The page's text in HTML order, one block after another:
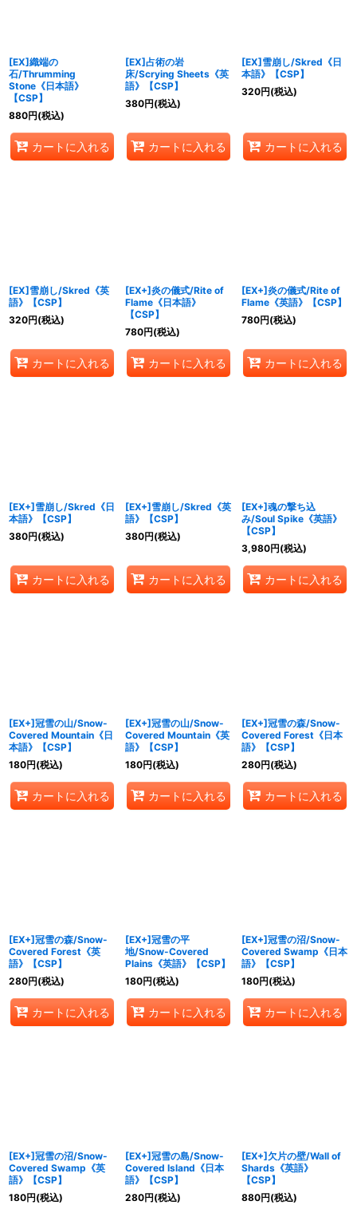
[EX]織端の
石/Thrumming
Stone《日本語》
【CSP】
880円(税込)
カートに入れる
[EX]占術の岩
床/Scrying Sheets《英
語》【CSP】
380円(税込)
カートに入れる
[EX]雪崩し/Skred《日
本語》【CSP】
320円(税込)
カートに入れる
[EX]雪崩し/Skred《英
語》【CSP】
320円(税込)
カートに入れる
[EX+]炎の儀式/Rite of
Flame《日本語》
【CSP】
780円(税込)
カートに入れる
[EX+]炎の儀式/Rite of
Flame《英語》【CSP】
780円(税込)
カートに入れる
[EX+]雪崩し/Skred《日
本語》【CSP】
380円(税込)
カートに入れる
[EX+]雪崩し/Skred《英
語》【CSP】
380円(税込)
カートに入れる
[EX+]魂の撃ち込
み/Soul Spike《英語》
【CSP】
3,980円(税込)
カートに入れる
[EX+]冠雪の山/Snow-
Covered Mountain《日
本語》【CSP】
180円(税込)
カートに入れる
[EX+]冠雪の山/Snow-
Covered Mountain《英
語》【CSP】
180円(税込)
カートに入れる
[EX+]冠雪の森/Snow-
Covered Forest《日本
語》【CSP】
280円(税込)
カートに入れる
[EX+]冠雪の森/Snow-
Covered Forest《英
語》【CSP】
280円(税込)
カートに入れる
[EX+]冠雪の平
地/Snow-Covered
Plains《英語》【CSP】
180円(税込)
カートに入れる
[EX+]冠雪の沼/Snow-
Covered Swamp《日本
語》【CSP】
180円(税込)
カートに入れる
[EX+]冠雪の沼/Snow-
Covered Swamp《英
語》【CSP】
180円(税込)
[EX+]冠雪の島/Snow-
Covered Island《日本
語》【CSP】
280円(税込)
[EX+]欠片の壁/Wall of
Shards《英語》
【CSP】
880円(税込)